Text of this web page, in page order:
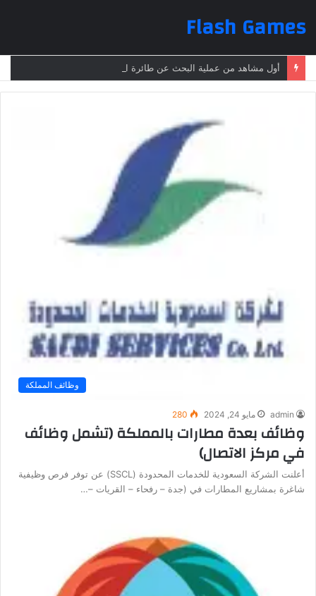
Flash Games
وظائف المملكة
admin مايو 24, 2024 280
وظائف بعدة مطارات بالمملكة (تشمل وظائف
في مركز الاتصال)
أعلنت الشركة السعودية للخدمات المحدودة (SSCL) عن توفر فرص وظيفية
شاغرة بمشاريع المطارات في (جدة – رفحاء – القريات –…